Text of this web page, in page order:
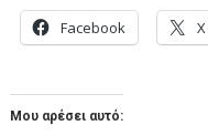
Facebook X
Μου αρέσει αυτό: